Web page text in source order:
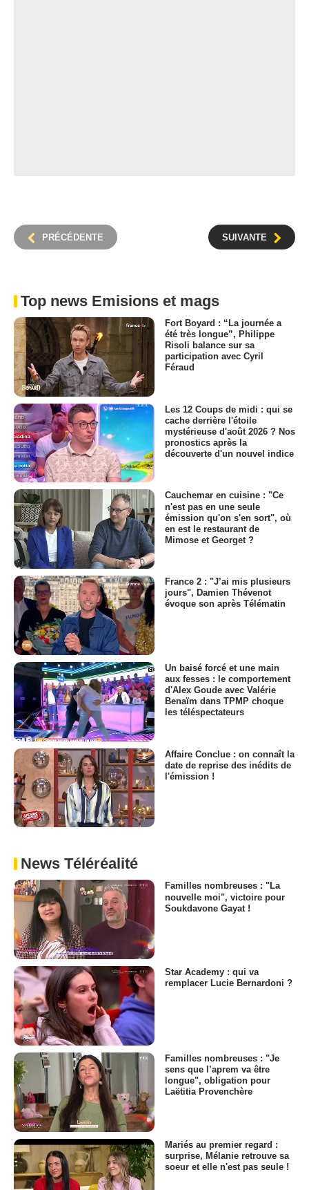
PRÉCÉDENTE SUIVANTE
Top news Emisions et mags
Fort Boyard : “La journée a
été très longue”, Philippe
Risoli balance sur sa
participation avec Cyril
Féraud
Les 12 Coups de midi : qui se
cache derrière l'étoile
mystérieuse d'août 2026 ? Nos
pronostics après la
découverte d'un nouvel indice
Cauchemar en cuisine : "Ce
n'est pas en une seule
émission qu'on s'en sort", où
en est le restaurant de
Mimose et Georget ?
France 2 : "J’ai mis plusieurs
jours", Damien Thévenot
évoque son après Télématin
Un baisé forcé et une main
aux fesses : le comportement
d'Alex Goude avec Valérie
Benaïm dans TPMP choque
les téléspectateurs
Affaire Conclue : on connaît la
date de reprise des inédits de
l'émission !
News Téléréalité
Familles nombreuses : "La
nouvelle moi", victoire pour
Soukdavone Gayat !
Star Academy : qui va
remplacer Lucie Bernardoni ?
Familles nombreuses : "Je
sens que l’aprem va être
longue", obligation pour
Laëtitia Provenchère
Mariés au premier regard :
surprise, Mélanie retrouve sa
soeur et elle n'est pas seule !